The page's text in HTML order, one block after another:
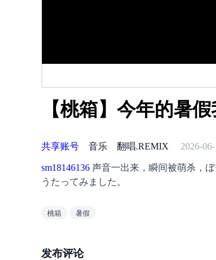
【桃箱】今年的暑
共享账号 音乐 翻唱.REMIX 2026-
sm18146136 声音一出来，瞬间被萌杀，
うたってみました。
桃箱 暑假
发布评论